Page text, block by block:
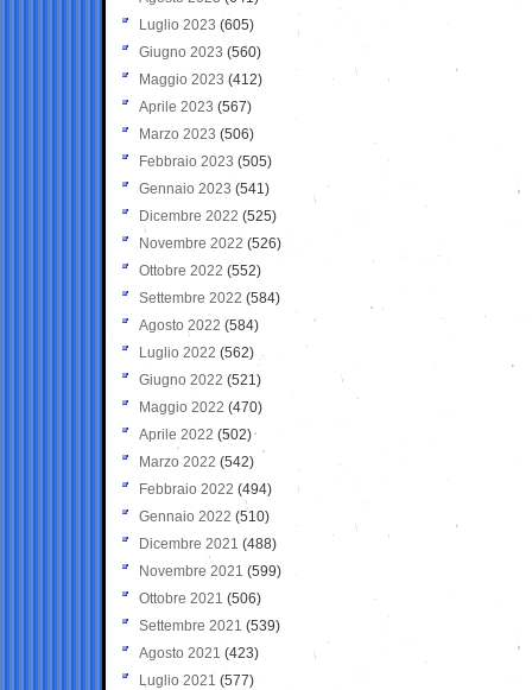
Luglio 2023 (605)
Giugno 2023 (560)
Maggio 2023 (412)
Aprile 2023 (567)
Marzo 2023 (506)
Febbraio 2023 (505)
Gennaio 2023 (541)
Dicembre 2022 (525)
Novembre 2022 (526)
Ottobre 2022 (552)
Settembre 2022 (584)
Agosto 2022 (584)
Luglio 2022 (562)
Giugno 2022 (521)
Maggio 2022 (470)
Aprile 2022 (502)
Marzo 2022 (542)
Febbraio 2022 (494)
Gennaio 2022 (510)
Dicembre 2021 (488)
Novembre 2021 (599)
Ottobre 2021 (506)
Settembre 2021 (539)
Agosto 2021 (423)
Luglio 2021 (577)